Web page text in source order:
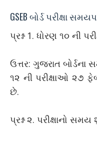
GSEB બોર્ડ પરીક્ષા
પ્રશ્ન 1. ધોરણ ૧૦ ની
ઉત્તર: ગુજરાત
૧૨ ની પરીક્ષાઓ ૨૭
છે.
પ્રશ્ન ૨. પરીક્ષાનો